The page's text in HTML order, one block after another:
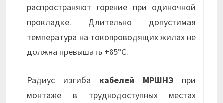
распространяют горение при одиночной
прокладке. Длительно допустимая
температура на токопроводящих жилах не
должна превышать +85°С.
Радиус изгиба кабелей МРШНЭ при
монтаже в труднодоступных местах